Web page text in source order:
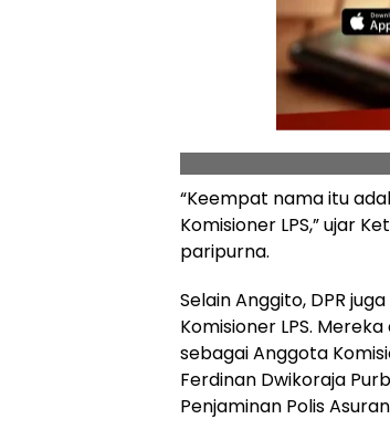
“Keempat nama itu
Komisioner LPS,” ujar
paripurna.
Selain Anggito, DPR
Komisioner LPS.
sebagai Anggota
Ferdinan Dwikoraja
Penjaminan Polis